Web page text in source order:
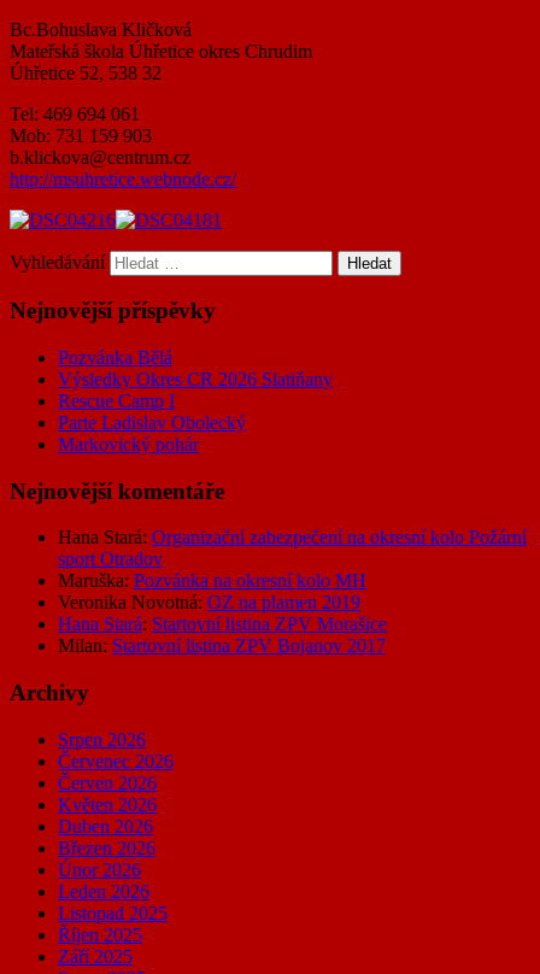
Bc.Bohuslava Kličková
Mateřská škola Úhřetice okres Chrudim
Úhřetice 52, 538 32
Tel: 469 694 061
Mob: 731 159 903
b.klickova@centrum.cz
http://msuhretice.webnode.cz/
Vyhledávání
Nejnovější příspěvky
Pozvánka Bělá
Výsledky Okres CR 2026 Slatiňany
Rescue Camp I
Parte Ladislav Obolecký
Markovický pohár
Nejnovější komentáře
Hana Stará: Organizační zabezpečení na okresní kolo Požární
sport Otradov
Maruška: Pozvánka na okresní kolo MH
Veronika Novotná: OZ na plamen 2019
Hana Stará: Startovní listina ZPV Morašice
Milan: Startovní listina ZPV Bojanov 2017
Archivy
Srpen 2026
Červenec 2026
Červen 2026
Květen 2026
Duben 2026
Březen 2026
Únor 2026
Leden 2026
Listopad 2025
Říjen 2025
Září 2025